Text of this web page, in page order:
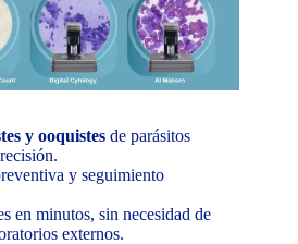
y ooquistes de parásitos
y seguimiento
en minutos, sin necesidad de
externos.